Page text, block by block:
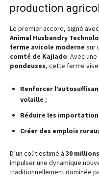
production
Le premier accord, signé avec
Animal Husbandry
ferme avicole moderne sur
comté de Kajiado. Avec
pondeuses, cette ferme vise
Renforcer
volaille ;
Réduire les
Créer des emplois
D’un coût estimé à 30
impulser une dynamique
traditionnellement dominée